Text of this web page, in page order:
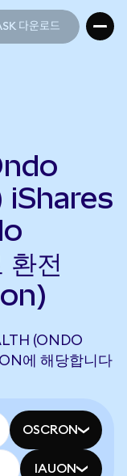
다운로드
iShares
전
(ONDO
에 해당합니다
OSCRON
IAUON